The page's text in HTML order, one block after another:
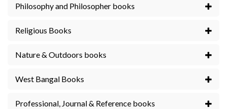
Philosophy and Philosopher books
Religious Books
Nature & Outdoors books
West Bangal Books
Professional, Journal & Reference books